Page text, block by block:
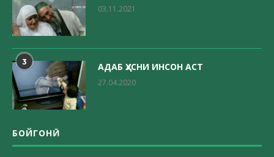
03.11.2021
3 АДАБ ҲУСНИ ИНСОН АСТ
27.04.2020
БОЙГОНӢ